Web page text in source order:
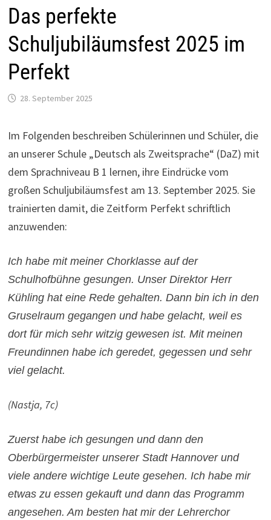
Das perfekte
Schuljubiläumsfest 2025 im
Perfekt
28. September 2025
Im Folgenden beschreiben Schülerinnen und Schüler, die
an unserer Schule „Deutsch als Zweitsprache“ (DaZ) mit
dem Sprachniveau B 1 lernen, ihre Eindrücke vom
großen Schuljubiläumsfest am 13. September 2025. Sie
trainierten damit, die Zeitform Perfekt schriftlich
anzuwenden:
Ich habe mit meiner Chorklasse auf der
Schulhofbühne gesungen. Unser Direktor Herr
Kühling hat eine Rede gehalten. Dann bin ich in den
Gruselraum gegangen und habe gelacht, weil es
dort für mich sehr witzig gewesen ist. Mit meinen
Freundinnen habe ich geredet, gegessen und sehr
viel gelacht.
(Nastja, 7c)
Zuerst habe ich gesungen und dann den
Oberbürgermeister unserer Stadt Hannover und
viele andere wichtige Leute gesehen. Ich habe mir
etwas zu essen gekauft und dann das Programm
angesehen. Am besten hat mir der Lehrerchor